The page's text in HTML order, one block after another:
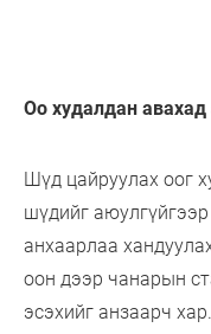
Оо худалдан авахад
Шүд цайруулах оог
шүдийг
анхаарлаа
оон дээр чанарын
эсэхийг анзаарч